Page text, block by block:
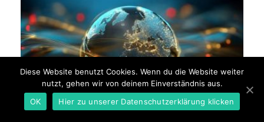
Diese Website benutzt Cookies. Wenn du die Website weiter
nutzt, gehen wir von deinem Einverständnis aus.
OK
Hier zu unserer Datenschutzerklärung klicken